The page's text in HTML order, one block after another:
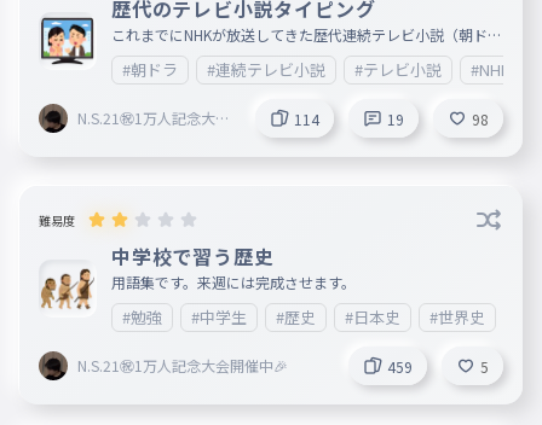
歴代のテレビ小説タイピング
これまでにNHKが放送してきた歴代連続テレビ小説（朝ドラ
）の題名のタイピングです。 朝ドラは基本的に、制作する
放送局が関東と関西で交代交代でやっているらしいです。
#朝ドラ #連続テレビ小説 #テレビ小説 #NHK
N.S.21㊗︎1万人記念大会
114 19 98
難易度
中学校で習う歴史
用語集です。来週には完成させます。
#勉強 #中学生 #歴史 #日本史 #世界史
N.S.21㊗︎1万人記念大会開催中🎉 459 5